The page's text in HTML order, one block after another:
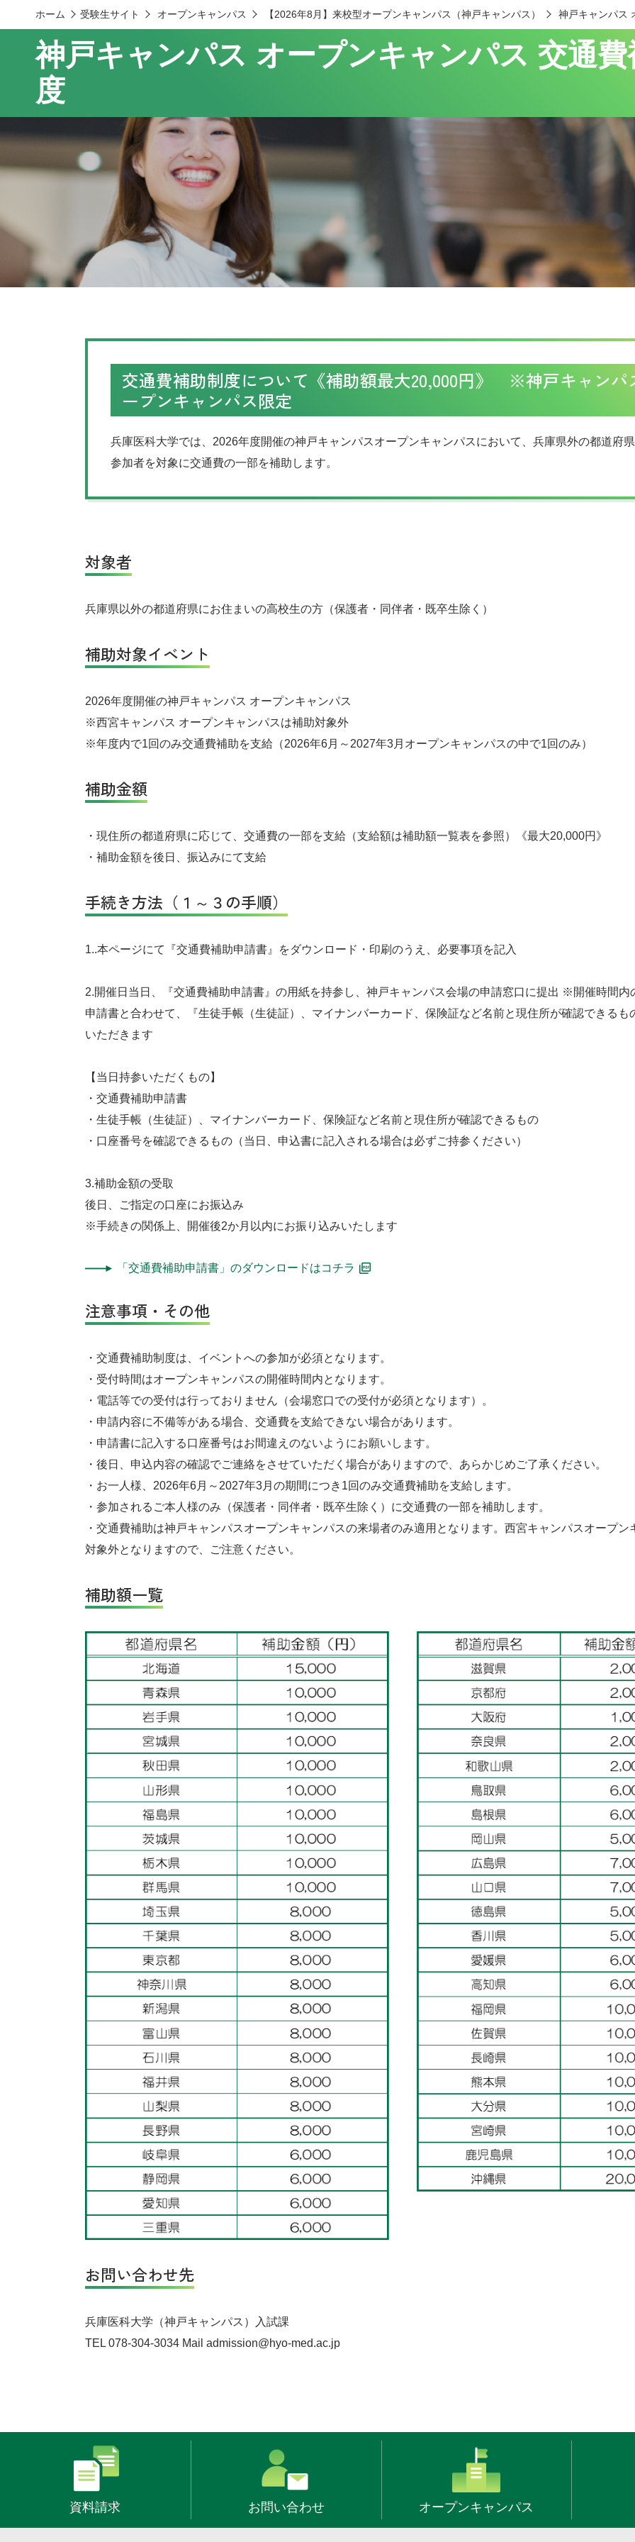
ホーム 受験生サイト オープンキャンパス 【2026年8月】来校型オープンキャンパス（神戸キャンパス） 神戸キャンパス
神戸キャンパス オープンキャンパス 交通費
度
交通費補助制度について《補助額最大20,000円》 ※神戸キャンパ
ープンキャンパス限定
兵庫医科大学では、2026年度開催の神戸キャンパスオープンキャンパスにおいて、兵庫県外の都道府
参加者を対象に交通費の一部を補助します。
対象者
兵庫県以外の都道府県にお住まいの高校生の方（保護者・同伴者・既卒生除く）
補助対象イベント
2026年度開催の神戸キャンパス オープンキャンパス
※西宮キャンパス オープンキャンパスは補助対象外
※年度内で1回のみ交通費補助を支給（2026年6月～2027年3月オープンキャンパスの中で1回のみ）
補助金額
・現住所の都道府県に応じて、交通費の一部を支給（支給額は補助額一覧表を参照）《最大20,000円》
・補助金額を後日、振込みにて支給
手続き方法（１～３の手順）
1..本ページにて『交通費補助申請書』をダウンロード・印刷のうえ、必要事項を記入
2.開催日当日、『交通費補助申請書』の用紙を持参し、神戸キャンパス会場の申請窓口に提出 ※開催時間内
申請書と合わせて、『生徒手帳（生徒証）、マイナンバーカード、保険証など名前と現住所が確認できるも
いただきます
【当日持参いただくもの】
・交通費補助申請書
・生徒手帳（生徒証）、マイナンバーカード、保険証など名前と現住所が確認できるもの
・口座番号を確認できるもの（当日、申込書に記入される場合は必ずご持参ください）
3.補助金額の受取
後日、ご指定の口座にお振込み
※手続きの関係上、開催後2か月以内にお振り込みいたします
「交通費補助申請書」のダウンロードはコチラ
注意事項・その他
・交通費補助制度は、イベントへの参加が必須となります。
・受付時間はオープンキャンパスの開催時間内となります。
・電話等での受付は行っておりません（会場窓口での受付が必須となります）。
・申請内容に不備等がある場合、交通費を支給できない場合があります。
・申請書に記入する口座番号はお間違えのないようにお願いします。
・後日、申込内容の確認でご連絡をさせていただく場合がありますので、あらかじめご了承ください。
・お一人様、2026年6月～2027年3月の期間につき1回のみ交通費補助を支給します。
・参加されるご本人様のみ（保護者・同伴者・既卒生除く）に交通費の一部を補助します。
・交通費補助は神戸キャンパスオープンキャンパスの来場者のみ適用となります。西宮キャンパスオープン
対象外となりますので、ご注意ください。
補助額一覧
お問い合わせ先
兵庫医科大学（神戸キャンパス）入試課
TEL 078-304-3034 Mail admission@hyo-med.ac.jp
資料請求 お問い合わせ オープンキャンパス